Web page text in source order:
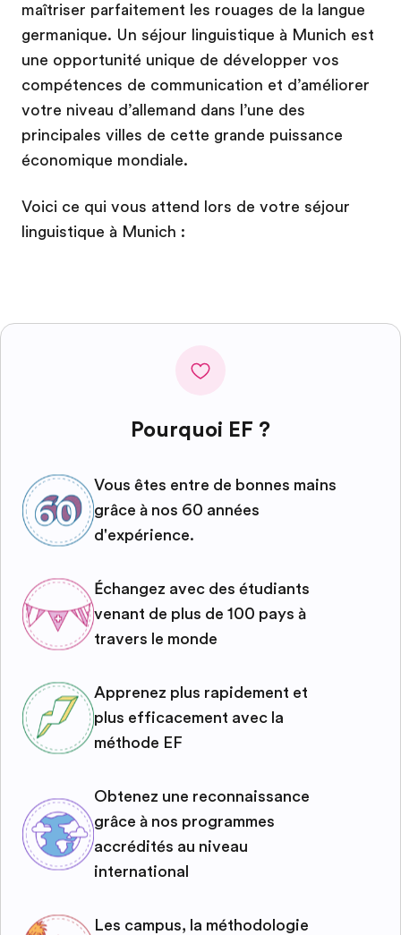
maîtriser parfaitement les rouages de la langue
germanique. Un séjour linguistique à Munich est
une opportunité unique de développer vos
compétences de communication et d’améliorer
votre niveau d’allemand dans l’une des
principales villes de cette grande puissance
économique mondiale.
Voici ce qui vous attend lors de votre séjour
linguistique à Munich :
Pourquoi EF ?
Vous êtes entre de bonnes mains
grâce à nos 60 années
d'expérience.
Échangez avec des étudiants
venant de plus de 100 pays à
travers le monde
Apprenez plus rapidement et
plus efficacement avec la
méthode EF
Obtenez une reconnaissance
grâce à nos programmes
accrédités au niveau
international
Les campus, la méthodologie